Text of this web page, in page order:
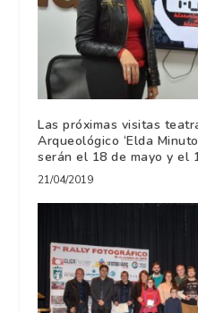
Las próximas visitas
Arqueológico ‘Elda
serán el 18 de mayo y el
21/04/2019